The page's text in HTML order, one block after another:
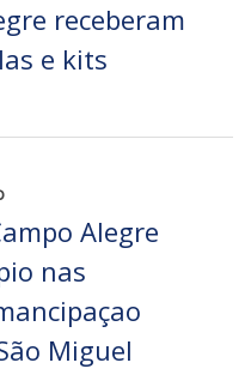
receberam
e kits
Alegre
nas
Miguel